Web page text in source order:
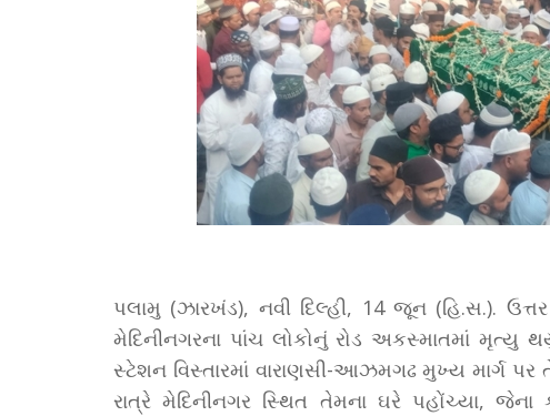
પલામુ (ઝારખંડ), નવી દિલ્હી, 14 જૂન (હિ.સ.).
મેદિનીનગરના પાંચ લોકોનું રોડ અકસ્માતમાં મૃત્યુ
સ્ટેશન વિસ્તારમાં વારાણસી-આઝમગઢ મુખ્ય માર્ગ પર
રાત્રે મેદિનીનગર સ્થિત તેમના ઘરે પહોંચ્યા, જેના